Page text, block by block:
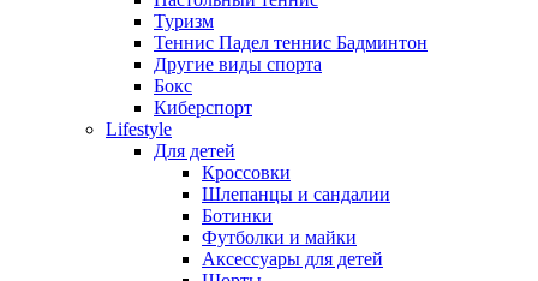
Туризм
Теннис Падел теннис Бадминтон
Другие виды спорта
Бокс
Киберспорт
Lifestyle
Для детей
Кроссовки
Шлепанцы и сандалии
Ботинки
Футболки и майки
Аксессуары для детей